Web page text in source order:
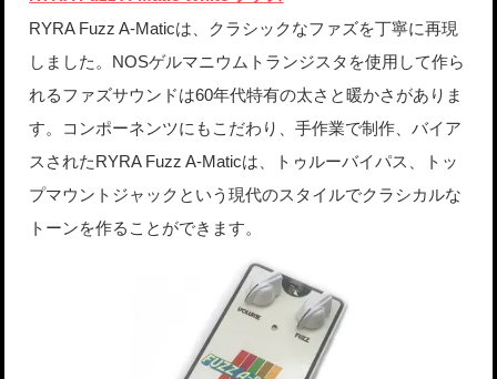
RYRA Fuzz A-Maticは、クラシックなファズを丁寧に再現
しました。NOSゲルマニウムトランジスタを使用して作ら
れるファズサウンドは60年代特有の太さと暖かさがありま
す。コンポーネンツにもこだわり、手作業で制作、バイア
スされたRYRA Fuzz A-Maticは、トゥルーバイパス、トッ
プマウントジャックという現代のスタイルでクラシカルな
トーンを作ることができます。